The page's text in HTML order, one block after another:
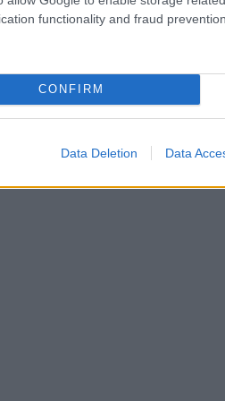
functionality and fraud
CONFIRM
Data Deletion Data